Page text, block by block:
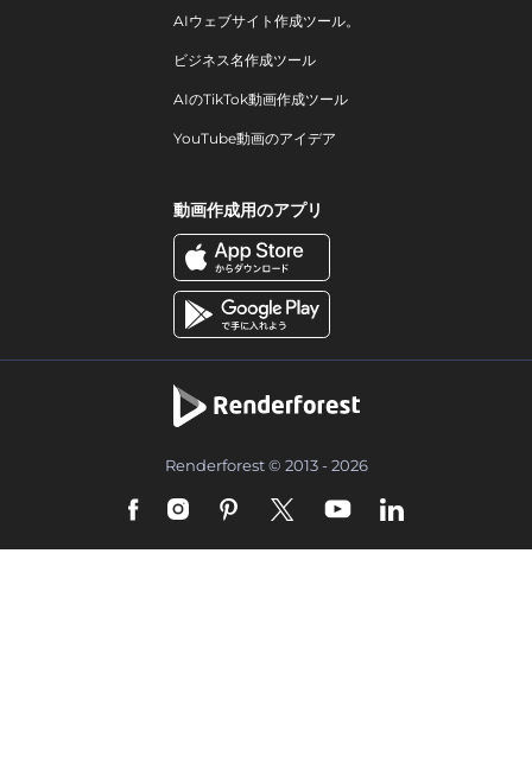
AIウェブサイト作成ツール。
ビジネス名作成ツール
AIのTikTok動画作成ツール
YouTube動画のアイデア
動画作成用のアプリ
Renderforest © 2013 - 2026